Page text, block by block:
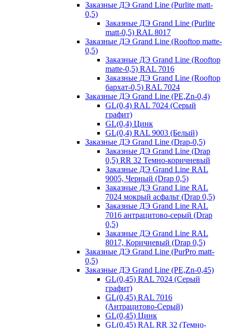
Заказные ДЭ Grand Line (Purlite matt-
0,5)
Заказные ДЭ Grand Line (Purlite
matt-0,5) RAL 8017
Заказные ДЭ Grand Line (Rooftop matte-
0,5)
Заказные ДЭ Grand Line (Rooftop
matte-0,5) RAL 7016
Заказные ДЭ Grand Line (Rooftop
бархат-0,5) RAL 7024
Заказные ДЭ Grand Line (PE,Zn-0,4)
GL(0,4) RAL 7024 (Серый
графит)
GL(0,4) Цинк
GL(0,4) RAL 9003 (Белый)
Заказные ДЭ Grand Line (Drap-0,5)
Заказные ДЭ Grand Line (Drap
0,5) RR 32 Темно-коричневый
Заказные ДЭ Grand Line RAL
9005, Черный (Drap 0,5)
Заказные ДЭ Grand Line RAL
7024 мокрый асфальт (Drap 0,5)
Заказные ДЭ Grand Line RAL
7016 антрацитово-серый (Drap
0,5)
Заказные ДЭ Grand Line RAL
8017, Коричневый (Drap 0,5)
Заказные ДЭ Grand Line (PurPro matt-
0,5)
Заказные ДЭ Grand Line (PE,Zn-0,45)
GL(0,45) RAL 7024 (Серый
графит)
GL(0,45) RAL 7016
(Антрацитово-Серый)
GL(0,45) Цинк
GL(0.45) RAL RR 32 (Темно-